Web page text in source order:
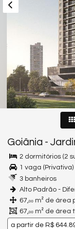
Goiânia -
2 dormitórios (2
1 vaga (Privativa)
3 banheiros
Alto Padrão -
67,00 m² de área
67,00 m² de área
a partir de R$